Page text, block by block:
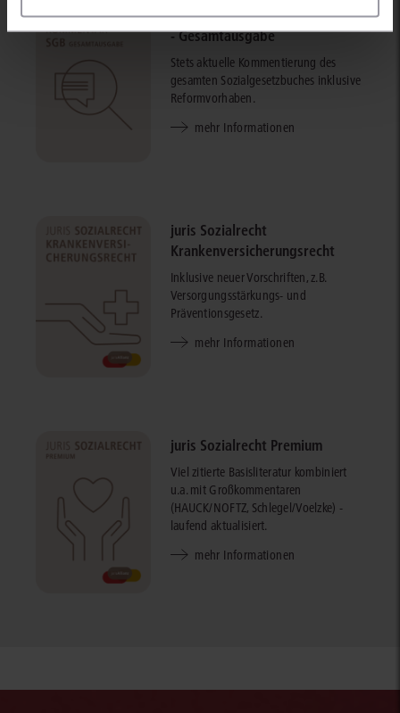
juris PraxisKommentar SGB
- Gesamtausgabe
Stets aktuelle Kommentierung des
gesamten Sozialgesetzbuches inklusive
Reformvorhaben.
mehr Informationen
juris Sozialrecht
Krankenversicherungsrecht
Inklusive neuer Vorschriften, z.B.
Versorgungsstärkungs- und
Präventionsgesetz.
mehr Informationen
juris Sozialrecht Premium
Viel zitierte Basisliteratur kombiniert
u.a. mit Großkommentaren
(HAUCK/NOFTZ, Schlegel/Voelzke) -
laufend aktualisiert.
mehr Informationen